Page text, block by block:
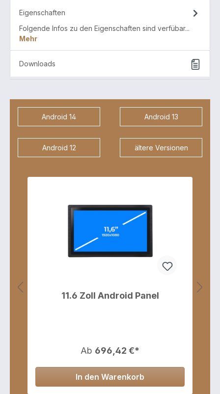
Eigenschaften
Folgende Infos zu den Eigenschaften sind verfübar...
Mehr
Downloads
Android 14 Android 13
Android 12 ältere Versionen
15.6 Zoll Android Panel
Ab782,27 €*
In den Warenkorb